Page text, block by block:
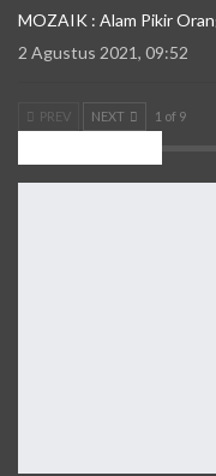
MOZAIK : Alam Pikir
2 Agustus 2021, 09:52
PREV NEXT 1 of 9